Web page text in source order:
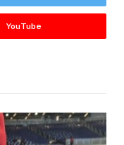
YouTube